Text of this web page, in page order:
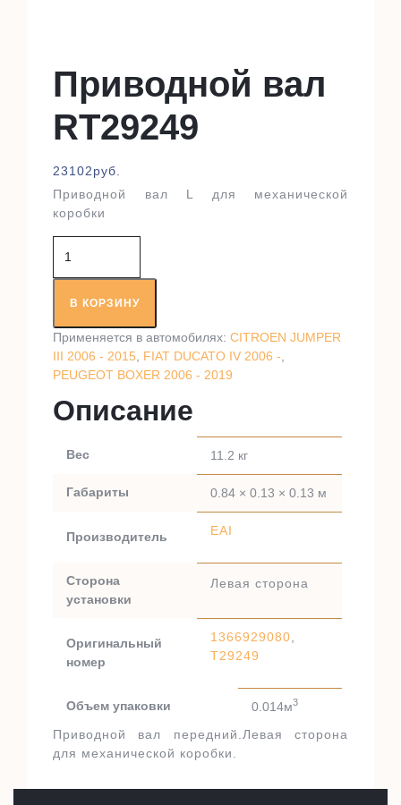
Приводной вал
RT29249
23102руб.
Приводной вал L для механической
коробки
товара
Приводной
валВ КОРЗИНУ
Применяется в автомобилях: CITROEN JUMPER
III 2006 - 2015
FIAT DUCATO IV 2006 -
PEUGEOT BOXER 2006 - 2019
Описание
Вес 11.2 кг
Габариты 0.84 × 0.13 × 0.13 м
Производитель EAI
Сторона
установки
Левая сторона
Оригинальный
номер
1366929080
T29249
Объем упаковки 0.014м3
Приводной вал передний.Левая сторона
для механической коробки.